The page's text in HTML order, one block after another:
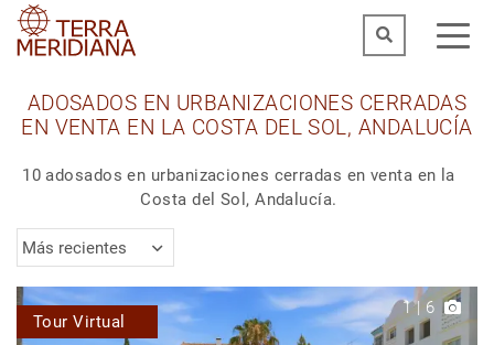
ADOSADOS EN URBANIZACIONES CERRADAS
EN VENTA EN LA COSTA DEL SOL, ANDALUCÍA
10 adosados en urbanizaciones cerradas en venta en la
Costa del Sol, Andalucía.
Más recientes
1| 6
Tour Virtual